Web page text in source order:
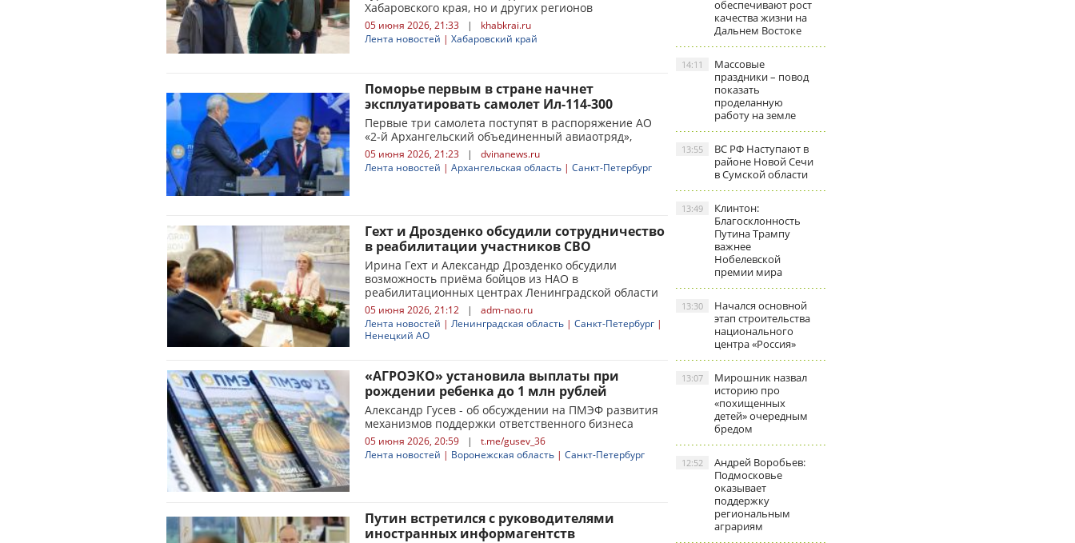
Хабаровского края, но и других регионов
05 июня 2026, 21:33 |
khabkrai.ru
Лента новостей | Хабаровский край
Поморье первым в стране начнет
эксплуатировать самолет Ил-114-300
Первые три самолета поступят в распоряжение АО
«2-й Архангельский объединенный авиаотряд»,
05 июня 2026, 21:23 |
dvinanews.ru
Лента новостей | Архангельская область | Санкт-Петербург
Гехт и Дрозденко обсудили сотрудничество
в реабилитации участников СВО
Ирина Гехт и Александр Дрозденко обсудили
возможность приёма бойцов из НАО в
реабилитационных центрах Ленинградской области
05 июня 2026, 21:12 |
adm-nao.ru
Лента новостей | Ленинградская область | Санкт-Петербург |
Ненецкий АО
«АГРОЭКО» установила выплаты при
рождении ребенка до 1 млн рублей
Александр Гусев - об обсуждении на ПМЭФ развития
механизмов поддержки ответственного бизнеса
05 июня 2026, 20:59 |
t.me/gusev_36
Лента новостей | Воронежская область | Санкт-Петербург
Путин встретился с руководителями
иностранных информагентств
обеспечивают рост
качества жизни на
Дальнем Востоке
Массовые
праздники – повод
показать
проделанную
работу на земле
14:11
ВС РФ Наступают в
районе Новой Сечи
в Сумской области
13:55
Клинтон:
Благосклонность
Путина Трампу
важнее
Нобелевской
премии мира
13:49
Начался основной
этап строительства
национального
центра «Россия»
13:30
Мирошник назвал
историю про
«похищенных
детей» очередным
бредом
13:07
Андрей Воробьев:
Подмосковье
оказывает
поддержку
региональным
аграриям
12:52